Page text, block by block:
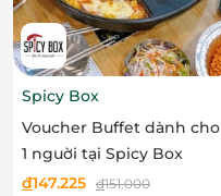
Spicy Box
Voucher Buffet dành cho
1 nguời tại Spicy Box
đ147.225 đ151.000